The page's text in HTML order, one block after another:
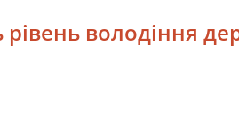
володіння